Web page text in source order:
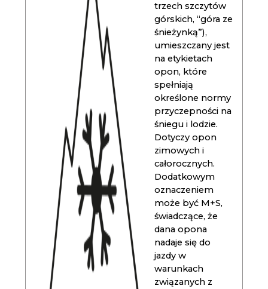
trzech szczytów
górskich, “góra ze
śnieżynką”),
umieszczany jest
na etykietach
opon, które
spełniają
określone normy
przyczepności na
śniegu i lodzie.
Dotyczy opon
zimowych i
całorocznych.
Dodatkowym
oznaczeniem
może być M+S,
świadczące, że
dana opona
nadaje się do
jazdy w
warunkach
związanych z